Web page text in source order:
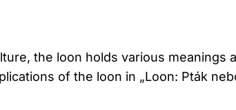
⁤the loon holds various meanings
of the⁤ loon in „Loon: Pták